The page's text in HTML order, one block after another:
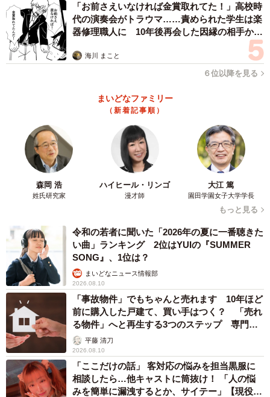
3/8
現在も睡眠不足やストレスで高血圧になることがある
次男の出産後、助産師から「病院を紹介するレベルの産後
うつ」と言われたが、病院を受診することなく、次男が1歳
の頃に職場復帰を果たした。
だが、復帰後は子どもの風邪で休むたびに申し訳ない気持
ちでいっぱいに…。周りに頭を下げながらなんとか乗り越
えていたが、ある日、心身に異変が起きる。
「お前さえいなければ金賞取れてた！」高校時
代の演奏会がトラウマ……責められた学生は楽
器修理職人に 10年後再会した因縁の相手から
海川 まこと
６位以降を見る
まいどなファミリー
（新着記事順）
森岡 浩
姓氏研究家
ハイヒール・リンゴ
漫才師
大江 篤
園田学園女子大学学長
もっと見る
令和の若者に聞いた「2026年の夏に一番聴きた
い曲」ランキング 2位はYUIの『SUMMER
SONG』、1位は？
まいどなニュース情報部
2026.08.10
「事故物件」でもちゃんと売れます 10年ほど
前に購入した戸建て、買い手はつく？ 「売れ
る物件」へと再生する3つのステップ 専門家
が解説平藤 清刀
2026.08.10
「ここだけの話」 客対応の悩みを担当黒服に
相談したら…他キャストに筒抜け！ 「人の悩
みを簡単に漏洩するとか、サイテー」【現役キ